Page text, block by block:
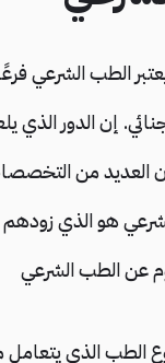
الطب الشرعي
إن الدور
العديد من
هو الذي
عن الطب الشرعي
الذي يتعامل